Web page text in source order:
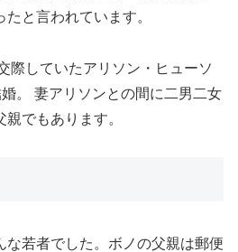
と言われています。
際していたアリソン・ヒューソ
。 妻アリソンとの間に二男二女
でもあります。
な若者でした。ボノの父親は郵便